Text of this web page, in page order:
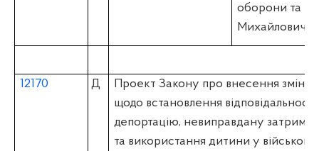
оборони та
Михайлович
12170 Д
Проект Закону про внесення змін
щодо встановлення
депортацію, невиправдану
та використання дитини у